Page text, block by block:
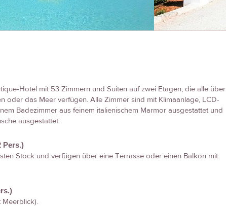
Hotel mit 53 Zimmern und Suiten auf zwei Etagen, die alle über
oder das Meer verfügen. Alle Zimmer sind mit Klimaanlage, LCD-
Badezimmer aus feinem italienischem Marmor ausgestattet und
ausgestattet.
Pers.)
Stock und verfügen über eine Terrasse oder einen Balkon mit